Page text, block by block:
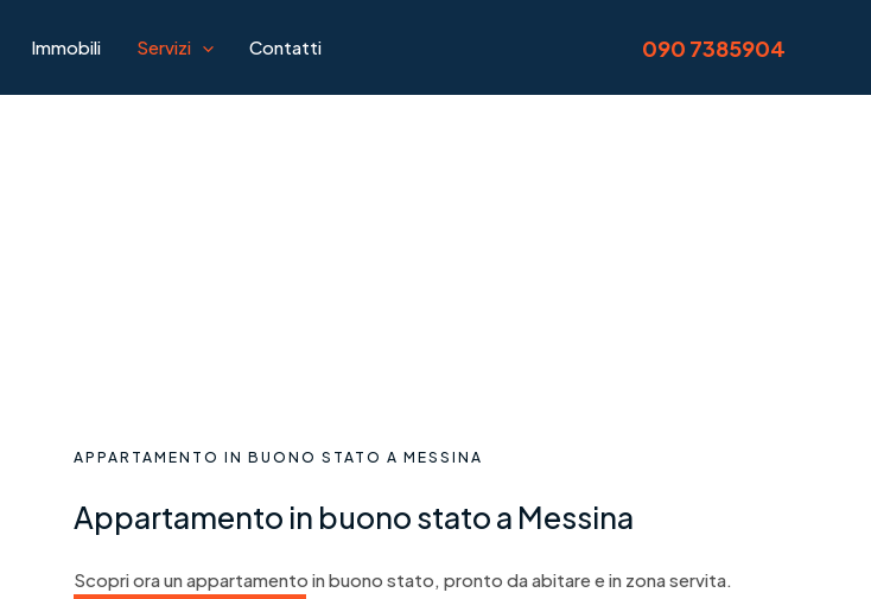
Immobili Servizi Contatti 090 7385904
APPARTAMENTO IN BUONO STATO A MESSINA
Appartamento in buono stato a Messina
Scopri ora un appartamento in buono stato, pronto da abitare e in zona servita.